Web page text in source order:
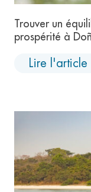
Trouver un
prospérité à
Lire l'article